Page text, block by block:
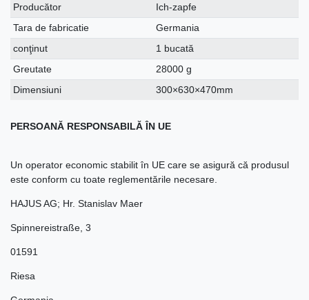
Producător
Ich-zapfe
Tara de fabricatie
Germania
conţinut
1 bucată
Greutate
28000 g
Dimensiuni
300×630×470mm
PERSOANĂ RESPONSABILĂ ÎN UE
Un operator economic stabilit în UE care se asigură că produsul
este conform cu toate reglementările necesare.
HAJUS AG; Hr. Stanislav Maer
Spinnereistraße 3
01591
Riesa